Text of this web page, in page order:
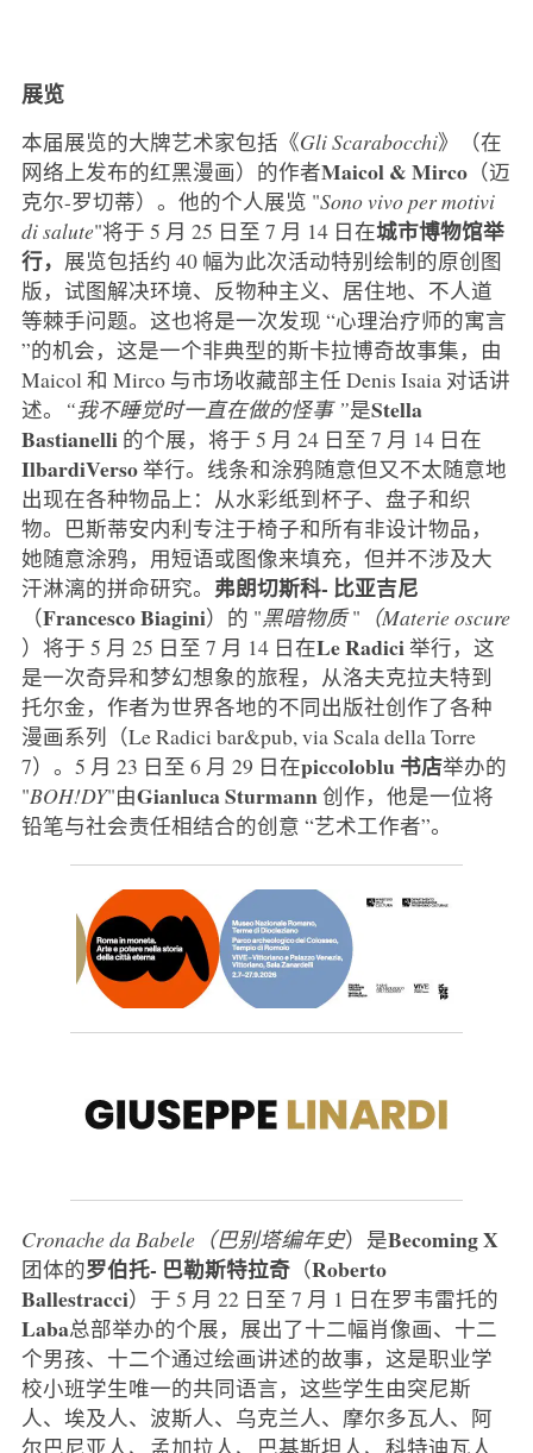
展览
本届展览的大牌艺术家包括《Gli Scarabocchi》（在
网络上发布的红黑漫画）的作者Maicol & Mirco（迈
克尔-罗切蒂）。他的个人展览 "Sono vivo per motivi
di salute"将于 5 月 25 日至 7 月 14 日在城市博物馆举
行， 展览包括约 40 幅为此次活动特别绘制的原创图
版，试图解决环境、反物种主义、居住地、不人道
等棘手问题。这也将是一次发现 “心理治疗师的寓言
”的机会，这是一个非典型的斯卡拉博奇故事集，由
Maicol 和 Mirco 与市场收藏部主任 Denis Isaia 对话讲
述。
“我不睡觉时一直在做的怪事 ”是Stella
Bastianelli 的个展，将于 5 月 24 日至 7 月 14 日在
IlbardiVerso举行。线条和涂鸦随意但又不太随意地
出现在各种物品上：从水彩纸到杯子、盘子和织
物。巴斯蒂安内利专注于椅子和所有非设计物品，
她随意涂鸦，用短语或图像来填充，但并不涉及大
汗淋漓的拼命研究。 弗朗切斯科- 比亚吉尼
（FrancescoBiagini）的 "黑暗物质" （Materie oscure
）将于 5 月 25 日至 7 月 14 日在Le Radici举行，这
是一次奇异和梦幻想象的旅程，从洛夫克拉夫特到
托尔金，作者为世界各地的不同出版社创作了各种
漫画系列（Le Radici bar&pub, via Scala della Torre
7）。5 月 23 日至 6 月 29 日在piccoloblu 书店举办的
"BOH!DY"由GianlucaSturmann创作，他是一位将
铅笔与社会责任相结合的创意 “艺术工作者”。
Cronache da Babele（巴别塔编年史）是Becoming X
团体的罗伯托- 巴勒斯特拉奇（Roberto
Ballestracci）于 5 月 22 日至 7 月 1 日在罗韦雷托的
Laba总部举办的个展，展出了十二幅肖像画、十二
个男孩、十二个通过绘画讲述的故事，这是职业学
校小班学生唯一的共同语言，这些学生由突尼斯
人、埃及人、波斯人、乌克兰人、摩尔多瓦人、阿
尔巴尼亚人、孟加拉人、巴基斯坦人、科特迪瓦人